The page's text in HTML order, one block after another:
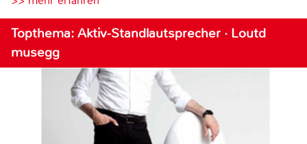
Topthema: Aktiv-Standlautsprecher · Loutd
musegg